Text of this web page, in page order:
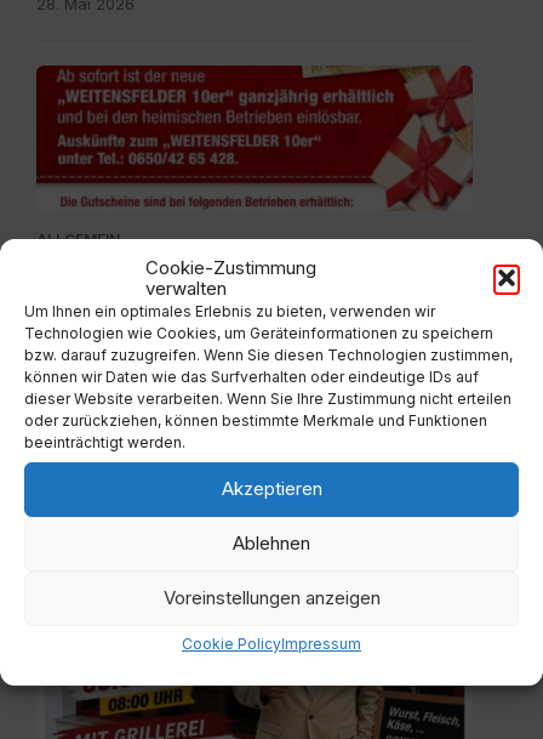
Cookie-Zustimmung
verwalten
Um Ihnen ein optimales Erlebnis zu bieten, verwenden wir
Technologien wie Cookies, um Geräteinformationen zu speichern
bzw. darauf zuzugreifen. Wenn Sie diesen Technologien zustimmen,
können wir Daten wie das Surfverhalten oder eindeutige IDs auf
dieser Website verarbeiten. Wenn Sie Ihre Zustimmung nicht erteilen
oder zurückziehen, können bestimmte Merkmale und Funktionen
beeinträchtigt werden.
Akzeptieren
Ablehnen
Voreinstellungen anzeigen
Cookie PolicyImpressum
28. Mai 2026
Gutscheine.pdf
ALLGEMEIN
Gutscheine – Weitensfelder 10er
2. Dezember 2024
Müllsackzuteilung wurde eingestellt
IMG-
20260804-